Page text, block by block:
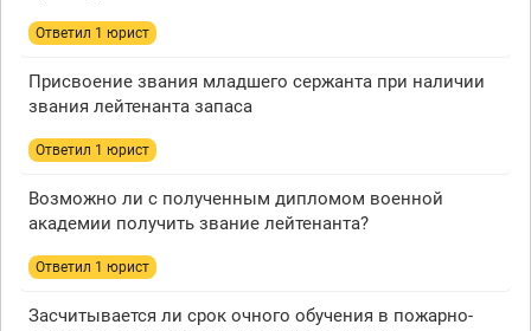
Ответил 1 юрист
Присвоение звания младшего сержанта при наличии
звания лейтенанта запаса
Ответил 1 юрист
Возможно ли с полученным дипломом военной
академии получить звание лейтенанта?
Ответил 1 юрист
Засчитывается ли срок очного обучения в пожарно-